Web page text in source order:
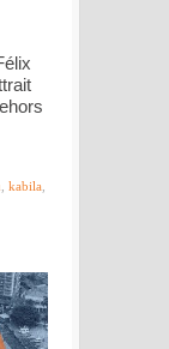
kabila